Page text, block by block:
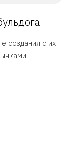
создания с их